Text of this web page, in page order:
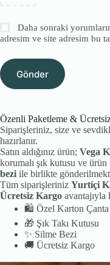
Daha sonraki
adresim ve site adresim bu
Gönder
Özenli Paketleme &
Siparişleriniz, size ve
hazırlanır.
Satın aldığınız ürün; Vega
korumalı şık kutusu ve ürün
bezi ile birlikte
Tüm siparişleriniz Yurtiçi
Ücretsiz Kargo avantajıyla
🛍️ Özel Karton Çanta
🎁 Şık Takı Kutusu
✨ Silme Bezi
🚚 Ücretsiz Kargo